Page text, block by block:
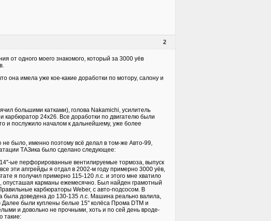
2
от одного моего знакомого, который за 3000 уёв
она имела уже кое-какие доработки по мотору, салону и
большими катками), голова Nakamichi, усилитель
карбюратор 24х26. Все доработки по двигателю были
и послужило началом к дальнейшему, уже более
не было, именно поэтому всё делал в том-же Авто-99,
ТАЗика было сделано следующее:
ые перфорированные вентилируемые тормоза, выпуск
эти апгрейды я отдал в 2002-м году примерно 3000 уёв,
я получил примерно 115-120 л.с. и этого мне хватило
опусташая карманы ежемесячно. Был найден грамотный
карбюраторы Weber, с авто-подсосом. В
была доведена до 130-135 л.с. Машина реально валила,
были куплены белые 15" колёса Прома DTM и
и довольно не прочными, хоть и по сей день вроде-
такие: